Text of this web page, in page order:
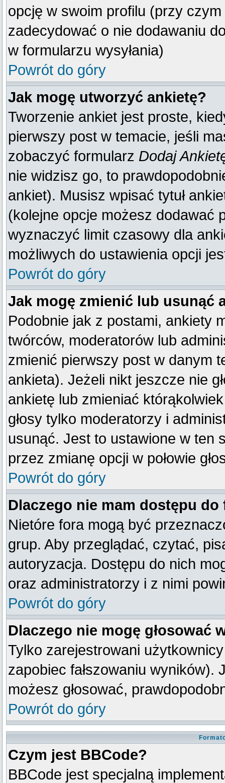
opcję w swoim profilu (przy
zadecydować o nie dodawaniu
w formularzu wysyłania)
Powrót do góry
Jak mogę utworzyć ankietę?
Tworzenie ankiet jest proste,
pierwszy post w temacie, jeśli
zobaczyć formularz Dodaj
nie widzisz go, to
ankiet). Musisz wpisać tytuł
(kolejne opcje możesz dodawać
wyznaczyć limit czasowy dla
możliwych do ustawienia opcji
Powrót do góry
Jak mogę zmienić lub usunąć
Podobnie jak z postami, ankiety
twórców, moderatorów lub
zmienić pierwszy post w danym
ankieta). Jeżeli nikt jeszcze nie
ankietę lub zmieniać
głosy tylko moderatorzy i
usunąć. Jest to ustawione w ten
przez zmianę opcji w połowie
Powrót do góry
Dlaczego nie mam dostępu do
Nietóre fora mogą być
grup. Aby przeglądać, czytać,
autoryzacja. Dostępu do nich
oraz administratorzy i z nimi
Powrót do góry
Dlaczego nie mogę głosować
Tylko zarejestrowani
zapobiec fałszowaniu wyników).
możesz głosować,
Powrót do góry
Czym jest BBCode?
BBCode jest specjalną